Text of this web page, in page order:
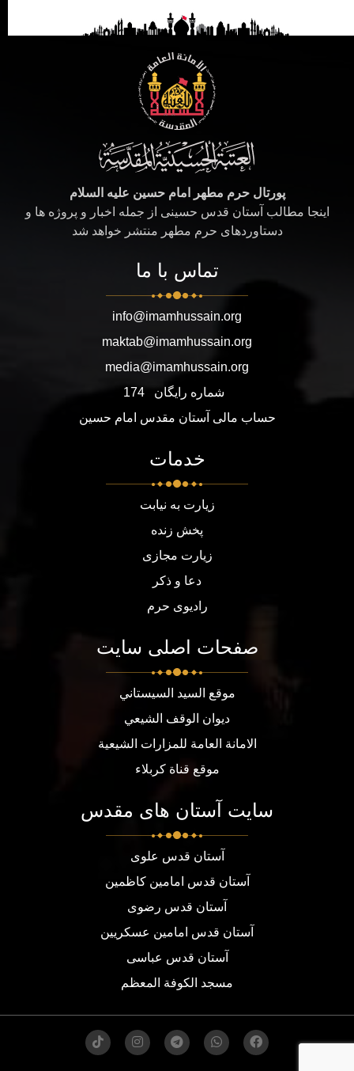
پورتال حرم مطهر امام حسین علیه السلام
اینجا مطالب آستان قدس حسینی از جمله اخبار و پروژه ها و
دستاوردهای حرم مطهر منتشر خواهد شد
تماس با ما
info@imamhussain.org
maktab@imamhussain.org
media@imamhussain.org
شماره رایگان
174
حساب مالی آستان مقدس امام حسین
خدمات
زیارت به نیابت
پخش زنده
زیارت مجازی
دعا و ذکر
رادیوی حرم
صفحات اصلی سایت
موقع السيد السيستاني
ديوان الوقف الشيعي
الامانة العامة للمزارات الشيعية
موقع قناة كربلاء
سایت آستان های مقدس
آستان قدس علوی
آستان قدس امامین کاظمین
آستان قدس رضوی
آستان قدس امامین عسکریین
آستان قدس عباسی
مسجد الكوفة المعظم